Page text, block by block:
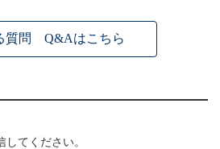
質問 Q&Aはこちら
てください。